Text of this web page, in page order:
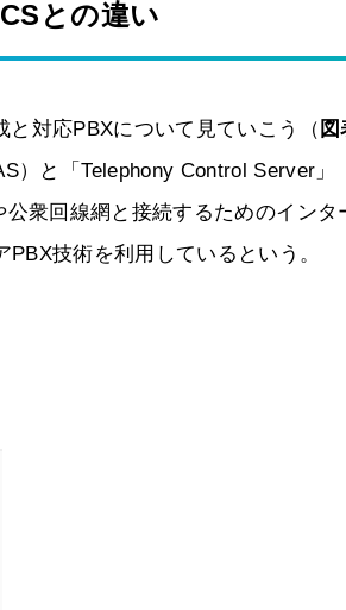
との違い
と対応PBXについて見ていこう（ 図
）と「Telephony Control Server
衆回線網と接続するためのイン
技術を利用しているという。